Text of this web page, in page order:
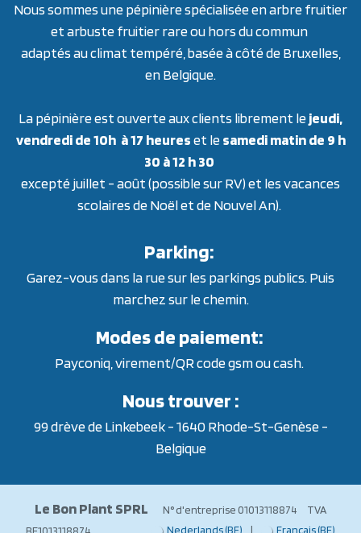
Nous sommes une pépinière spécialisée en arbre fruitier
et arbuste fruitier rare ou hors du commun
adaptés au climat tempéré, basée à côté de Bruxelles,
en Belgique.
La pépinière est ouverte aux clients librement lejeudi,
vendredi de 10h à 17 heureset lesamedi matin de 9 h
30 à 12 h 30
excepté juillet - août (possible sur RV) et les vacances
scolaires de Noël et de Nouvel An).
Parking:
Garez-vous dans la rue sur les parkings publics. Puis
marchez sur le chemin.
Modes de paiement:
Payconiq, virement/QR code gsm ou cash.
Nous trouver :
99 drève de Linkebeek - 1640 Rhode-St-Genèse -
Belgique
Le Bon Plant SPRL
N° d'entreprise 01013118874 TVA
Nederlands (BE) | Français (BE)